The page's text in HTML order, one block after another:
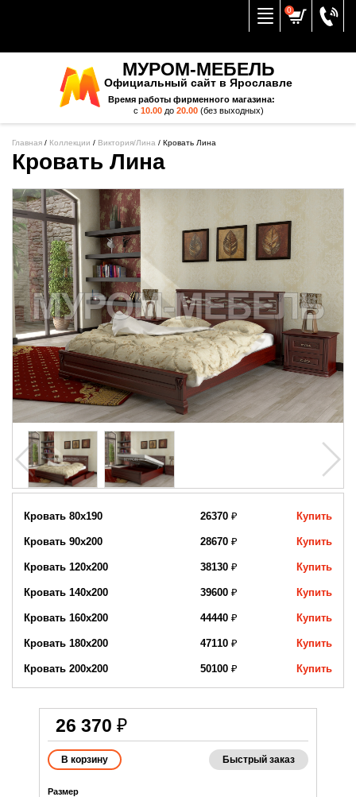
0
МУРОМ-МЕБЕЛЬ
Официальный сайт в Ярославле
Время работы фирменного магазина:
с 10.00до 20.00(без выходных)
Главная / Коллекции / Виктория/Лина / Кровать Лина
Кровать Лина
Кровать 80х190 26370 ₽ Купить
Кровать 90х200 28670 ₽ Купить
Кровать 120х200 38130 ₽ Купить
Кровать 140х200 39600 ₽ Купить
Кровать 160х200 44440 ₽ Купить
Кровать 180х200 47110 ₽ Купить
Кровать 200х200 50100 ₽ Купить
26 370 ₽
Быстрый заказ
Размер